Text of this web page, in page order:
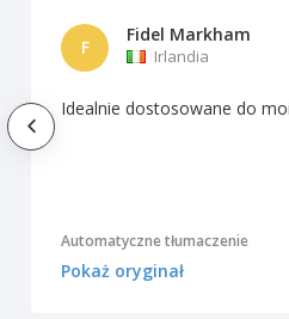
F
Fidel Markham
Irlandia
Idealnie dostosowane do
Automatyczne tłumaczenie
Pokaż oryginał